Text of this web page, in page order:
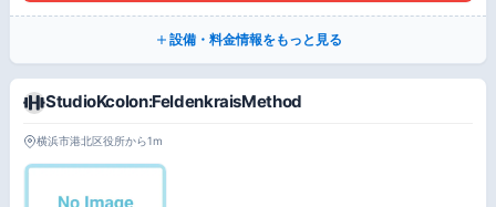
設備・料金情報をもっと見る
StudioKcolon:FeldenkraisMethod
横浜市港北区役所から1m